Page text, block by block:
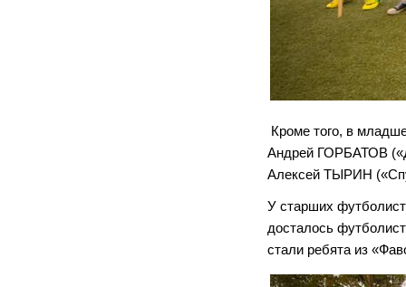
Кроме того, в
Андрей ГОРБАТОВ
Алексей ТЫРИН
У старших
досталось
стали ребята из